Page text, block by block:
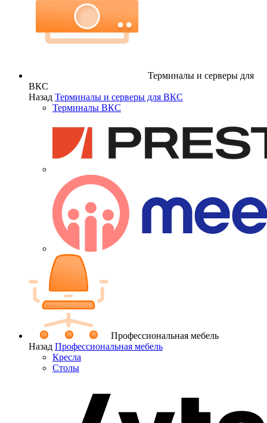
Терминалы и серверы для
ВКС
Назад Терминалы и серверы для ВКС
Терминалы ВКС
Профессиональная мебель
Назад Профессиональная мебель
Кресла
Столы